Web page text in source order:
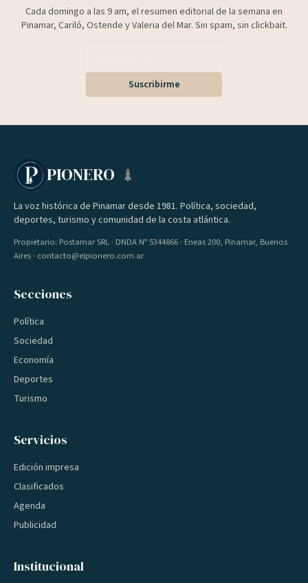
Cada domingo a las 9 am, el resumen editorial de la semana en
Pinamar, Cariló, Ostende y Valeria del Mar. Sin spam, sin clickbait.
Suscribirme
PIONERO
La voz histórica de Pinamar desde 1981. Política, sociedad,
deportes, turismo y comunidad de la costa atlántica.
Propietario: Postamar SRL · DNDA Nº 5344866 · Eneas 200, Pinamar, Buenos
Aires · contacto@elpionero.com.ar
Secciones
Política
Sociedad
Economía
Deportes
Turismo
Servicios
Edición impresa
Clasificados
Agenda
Publicidad
Institucional